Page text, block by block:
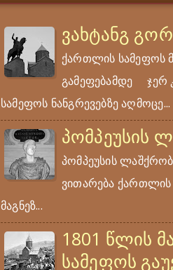
ვახტანგ
ქართლის სამეფოს
გამეფებამდე ჯერ
სამეფოს ნანგრევებზე აღმოცე...
პომპეუსის
პომპეუსის
ვითარება ქართლის
მაგნეზ...
1801 წლის
სამეფოს